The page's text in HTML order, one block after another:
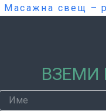
Масажна свещ –
ВЗЕМИ